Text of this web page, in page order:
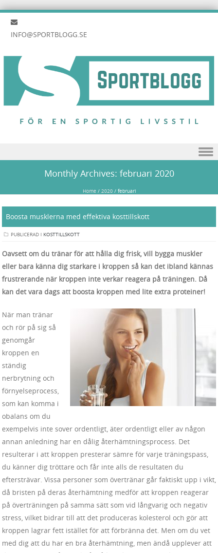
INFO@SPORTBLOGG.SE
Monthly Archives: februari 2020
Home / 2020/ februari
Boosta musklerna med effektiva kosttillskott
PUBLICERAD I KOSTTILLSKOTT
Oavsett om du tränar för att hålla dig frisk, vill bygga muskler
eller bara känna dig starkare i kroppen så kan det ibland kännas
frustrerande när kroppen inte verkar reagera på träningen. Då
kan det vara dags att boosta kroppen med lite extra proteiner!
När man tränar
och rör på sig så
genomgår
kroppen en
ständig
nerbrytning och
förnyelseprocess,
som kan komma i
obalans om du
exempelvis inte sover ordentligt, äter ordentligt eller av någon
annan anledning har en dålig återhämtningsprocess. Det
resulterar i att kroppen presterar sämre för varje träningspass,
du känner dig tröttare och får inte alls de resultaten du
eftersträvar. Vissa personer som övertränar går faktiskt upp i vikt,
då bristen på deras återhämtning medför att kroppen reagerar
på överträningen på samma sätt som vid långvarig och negativ
stress, vilket bidrar till att det produceras kolesterol och gör att
kroppen lagrar fett istället för att förbränna det. Men om du vet
med dig att du har en bra återhämtning, men ändå upplever att